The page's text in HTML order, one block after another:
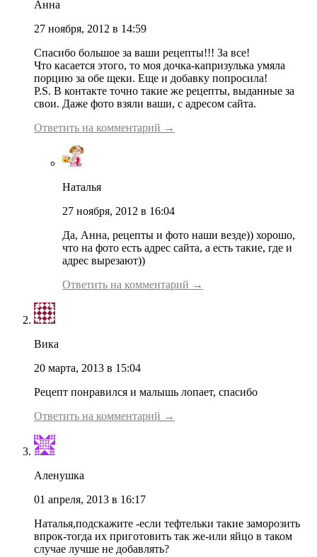
Анна
27 ноября, 2012 в 14:59
Спасибо большое за ваши рецепты!!! За все!
Что касается этого, то моя дочка-капризулька умяла
порцию за обе щеки. Еще и добавку попросила!
P.S. В контакте точно такие же рецепты, выданные за
свои. Даже фото взяли ваши, с адресом сайта.
Ответить на комментарий →
Наталья
27 ноября, 2012 в 16:04
Да, Анна, рецепты и фото наши везде)) хорошо,
что на фото есть адрес сайта, а есть такие, где и
адрес вырезают))
Ответить на комментарий →
Вика
20 марта, 2013 в 15:04
Рецепт понравился и малышь лопает, спасибо
Ответить на комментарий →
Аленушка
01 апреля, 2013 в 16:17
Наталья,подскажите -если тефтельки такие заморозить
впрок-тогда их приготовить так же-или яйцо в таком
случае лучше не добавлять?